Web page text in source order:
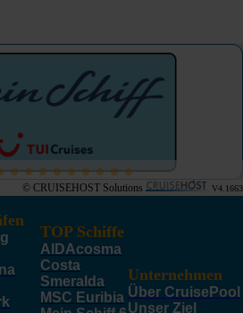
© CRUISEHOST Solutions V4.1663
TOP Schiffe
AIDAcosma
Costa
Smeralda
MSC Euribia
Unternehmen
Über CruisePool
Unser Ziel